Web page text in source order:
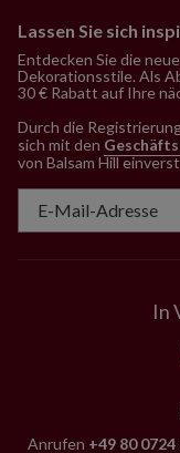
Lassen Sie sich
Entdecken Sie die
Dekorationsstile. Als
30 € Rabatt auf Ihre
Durch die
sich mit den
von Balsam Hill
In
Anrufen +49 80 0724